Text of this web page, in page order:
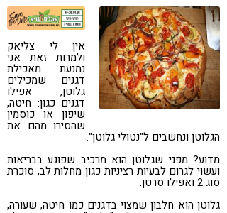
רגישות לגלוטן
טעים להכיר
קורונה
טבעונות
אין לי צליאק
ולמרות זאת אני
נמנעת מאכילת
דגנים שמכילים
גלוטן, אפילו
דגנים כגון: חיטה,
שיפון או כוסמין
שהסירו מהם את
הגלוטן ונחשבים ל"נטולי גלוטן".
מדוע? מפני שגלוטן הוא מרכיב שפוגע בבריאות
ועשוי לגרום לבעיות רציניות כגון מחלות לב, סוכרת
סוג 2 ואפילו סרטן.
גלוטן הוא חלבון שמצוי בדגנים כמו חיטה, שעורה,